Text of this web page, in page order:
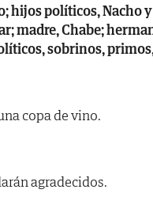
hijos políticos, Nacho
madre, Chabe;
sobrinos,
copa de vino.
agradecidos.